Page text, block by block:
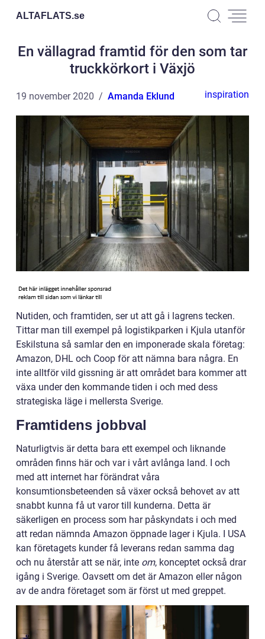
ALTAFLATS.se
En vällagrad framtid för den som tar
truckkörkort i Växjö
19 november 2020 Amanda Eklund inspiration
Nutiden, och framtiden, ser ut att gå i lagrens tecken.
Tittar man till exempel på logistikparken i Kjula utanför
Eskilstuna så samlar den en imponerade skala företag:
Amazon, DHL och Coop för att nämna bara några. En
inte alltför vild gissning är att området bara kommer att
växa under den kommande tiden i och med dess
strategiska läge i mellersta Sverige.
Framtidens jobbval
Naturligtvis är detta bara ett exempel och liknande
områden finns här och var i vårt avlånga land. I och
med att internet har förändrat våra
konsumtionsbeteenden så växer också behovet av att
snabbt kunna få ut varor till kunderna. Detta är
säkerligen en process som har påskyndats i och med
att redan nämnda Amazon öppnade lager i Kjula. I USA
kan företagets kunder få leverans redan samma dag
och nu återstår att se när, inte om, konceptet också drar
igång i Sverige. Oavsett om det är Amazon eller någon
av de andra företaget som är först ut med greppet.